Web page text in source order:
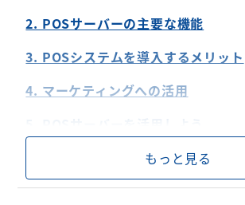
POSサーバーとは
2. POSサーバーの主要な機能
データ管理とセキュリティ
3. POSシステムを導入するメリット
業務効率の向上
4. マーケティングへの活用
もっと見る